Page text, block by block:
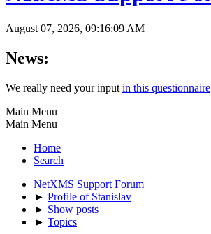
August 07, 2026, 09:16:09 AM
News:
We really need your input in this questionnaire
Main Menu
Main Menu
Home
Search
NetXMS Support Forum
► Profile of Stanislav
► Show posts
► Topics